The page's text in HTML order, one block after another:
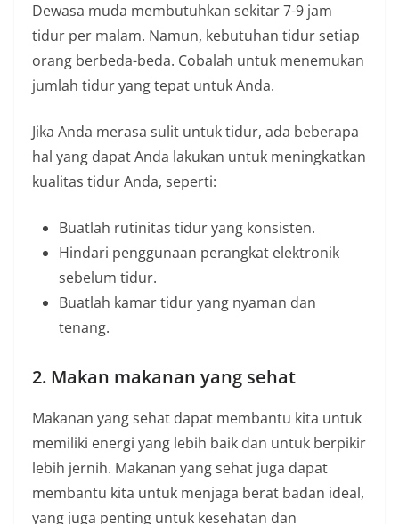
Dewasa muda membutuhkan sekitar 7-9 jam
tidur per malam. Namun, kebutuhan tidur setiap
orang berbeda-beda. Cobalah untuk menemukan
jumlah tidur yang tepat untuk Anda.
Jika Anda merasa sulit untuk tidur, ada beberapa
hal yang dapat Anda lakukan untuk meningkatkan
kualitas tidur Anda, seperti:
Buatlah rutinitas tidur yang konsisten.
Hindari penggunaan perangkat elektronik
sebelum tidur.
Buatlah kamar tidur yang nyaman dan
tenang.
2. Makan makanan yang sehat
Makanan yang sehat dapat membantu kita untuk
memiliki energi yang lebih baik dan untuk berpikir
lebih jernih. Makanan yang sehat juga dapat
membantu kita untuk menjaga berat badan ideal,
yang juga penting untuk kesehatan dan